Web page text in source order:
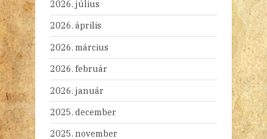
2026. július
2026. április
2026. március
2026. február
2026. január
2025. december
2025. november